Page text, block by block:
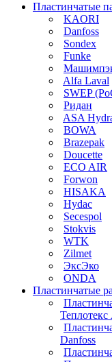
Пластинчатые
KAORI
Danfoss
Sondex
Funke
Alfa Laval
SWEP
Ридан
ASA
BOWA
Brazepak
Doucette
ECO AIR
Forwon
HISAKA
Hydac
Secespol
Stokvis
WTK
Zilmet
ЭксЭко
ONDA
Пластинчатые
Danfoss